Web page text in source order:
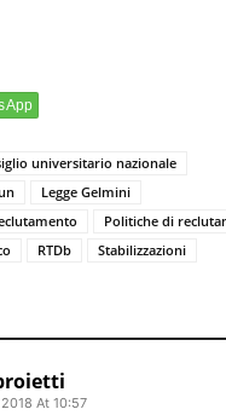
universitario nazionale
Legge Gelmini
Politiche di
RTDb Stabilizzazioni
At 10:57